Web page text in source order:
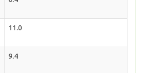
11.0
9.4